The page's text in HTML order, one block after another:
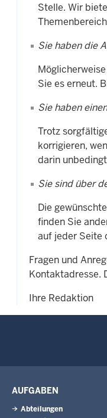
Stelle. Wir
Sie haben die
Sie es erneut.
Sie haben
Trotz
korrigieren,
darin
Sie sind über
Die
finden Sie
auf jeder Seite
Fragen und
Kontaktadresse.
Ihre Redaktion
AUFGABEN
Abteilungen